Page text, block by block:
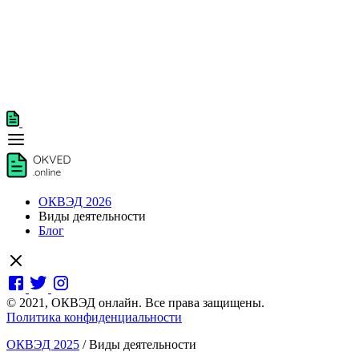
ОКВЭД 2026
Виды деятельности
Блог
© 2021, ОКВЭД онлайн. Все права защищены.
Политика конфиденциальности
ОКВЭД 2025 /Виды деятельности